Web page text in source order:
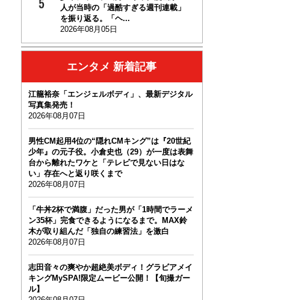
人が当時の「過酷すぎる週刊連載」
を振り返る。「ヘ...
2026年08月05日
エンタメ 新着記事
江籠裕奈「エンジェルボディ」、最新デジタル
写真集発売！
2026年08月07日
男性CM起用4位の“隠れCMキング”は『20世紀
少年』の元子役。小倉史也（29）が一度は表舞
台から離れたワケと「テレビで見ない日はな
い」存在へと返り咲くまで
2026年08月07日
「牛丼2杯で満腹」だった男が「1時間でラーメ
ン35杯」完食できるようになるまで。MAX鈴
木が取り組んだ「独自の練習法」を激白
2026年08月07日
志田音々の爽やか超絶美ボディ！グラビアメイ
キングMySPA!限定ムービー公開！【旬撮ガー
ル】